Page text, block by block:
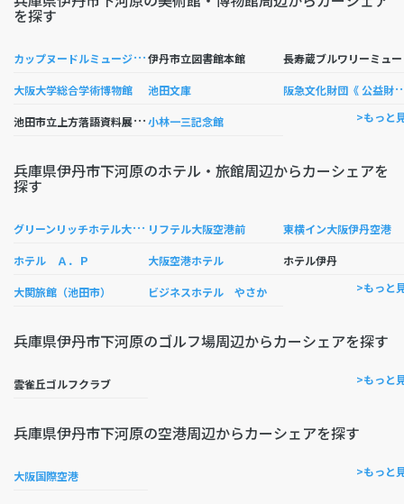
を探す
カ
ップヌードルミュージアム 大阪池田伊丹市立図書館本館
大阪大学総合学術博物館 池田文庫
急文化財団《 公益
池
田市立上方落語資料展示館 （落語みゅーじあむ）小林一三記念館 >もっと
兵庫県伊丹市下河原のホテル・旅館周辺からカーシェアを
探す
グ
リーンリッチホテル大阪空港前 リフテル大阪空港前 東横イン大阪伊丹空港
ホテル Ａ．Ｐ 大阪空港ホテル ホテル伊丹
大関旅館（池田市） ビジネスホテル やさか >もっと
兵庫県伊丹市下河原のゴルフ場周辺からカーシェアを探す
雲雀丘ゴルフクラブ >もっと
兵庫県伊丹市下河原の空港周辺からカーシェアを探す
大阪国際空港 >もっと